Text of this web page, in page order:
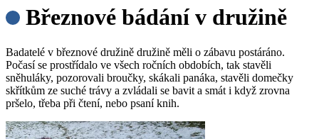
Březnové bádání v družině
Badatelé v březnové družině družině měli o zábavu postáráno.
Počasí se prostřídalo ve všech ročních obdobích, tak stavěli
sněhuláky, pozorovali broučky, skákali panáka, stavěli domečky
skřítkům ze suché trávy a zvládali se bavit a smát i když zrovna
pršelo, třeba při čtení, nebo psaní knih.